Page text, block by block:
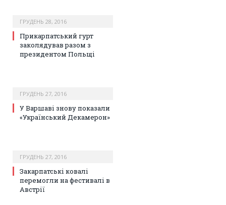
ГРУДЕНЬ 28, 2016
Прикарпатський гурт
заколядував разом з
президентом Польщі
ГРУДЕНЬ 27, 2016
У Варшаві знову показали
«Український Декамерон»
ГРУДЕНЬ 27, 2016
Закарпатські ковалі
перемогли на фестивалі в
Австрії